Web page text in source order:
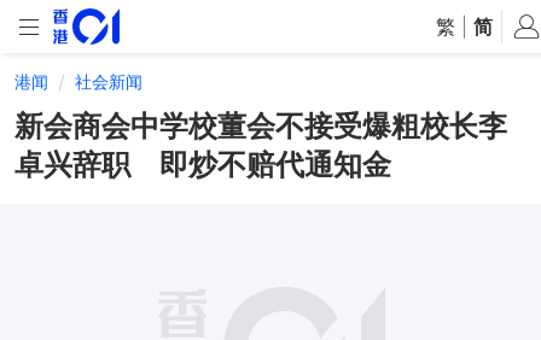
繁 简
港闻 社会新闻
新会商会中学校董会不接受爆粗校长李
卓兴辞职 即炒不赔代通知金